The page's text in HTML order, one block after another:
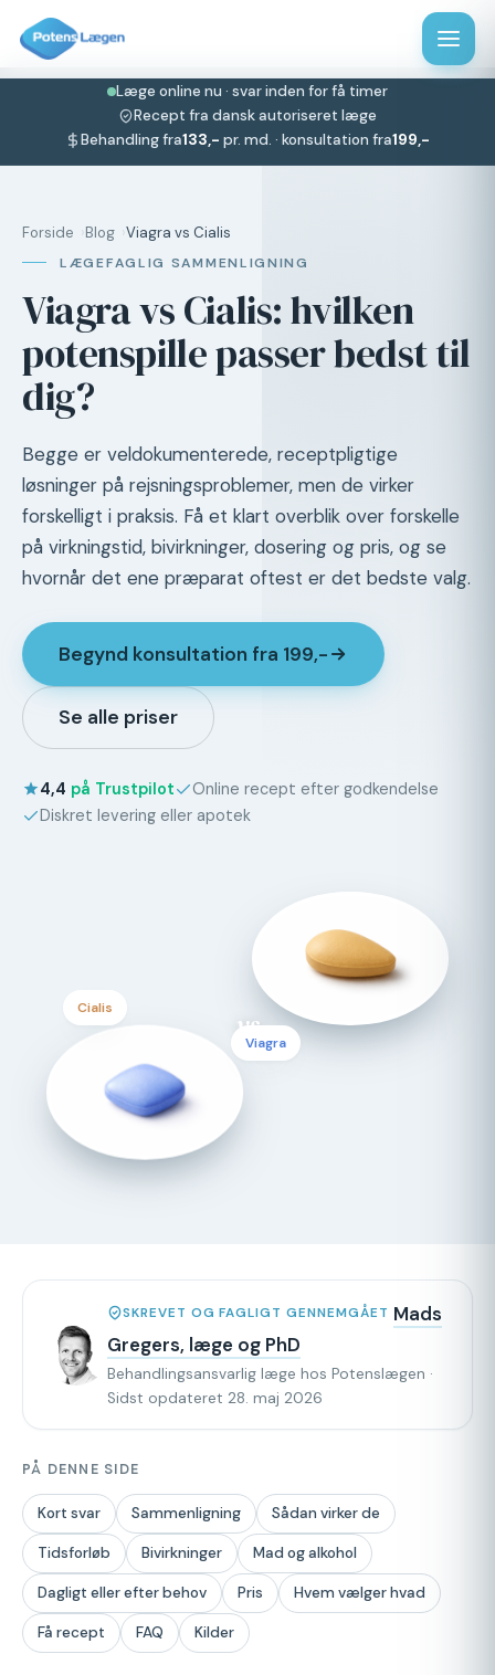
Læge online nu · svar inden for få timer
Recept fra dansk autoriseret læge
Behandling fra133,- pr. md. · konsultation fra199,-
Forside Blog Viagra vs Cialis
LÆGEFAGLIG SAMMENLIGNING
Viagra vs Cialis: hvilken
potenspille passer bedst til
dig?
Begge er veldokumenterede, receptpligtige
løsninger på rejsningsproblemer, men de virker
forskelligt i praksis. Få et klart overblik over forskelle
på virkningstid, bivirkninger, dosering og pris, og se
hvornår det ene præparat oftest er det bedste valg.
Begynd konsultation fra 199,-
Se alle priser
4,4 på Trustpilot
Online recept efter godkendelse
Diskret levering eller apotek
Viagra
vs
Cialis
SKREVET OG FAGLIGT GENNEMGÅET Mads
Gregers, læge og PhD
Behandlingsansvarlig læge hos Potenslægen ·
Sidst opdateret 28. maj 2026
PÅ DENNE SIDE
Kort svar Sammenligning Sådan virker de
Tidsforløb Bivirkninger Mad og alkohol
Dagligt eller efter behov Pris Hvem vælger hvad
Få recept FAQ Kilder